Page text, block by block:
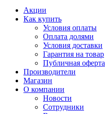
Акции
Как купить
Условия оплаты
Оплата долями
Условия доставки
Гарантия на товар
Публичная оферта
Производители
Магазин
О компании
Новости
Сотрудники